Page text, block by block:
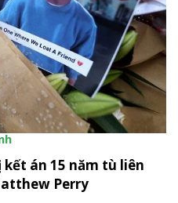
án 15 năm tù liên
Perry